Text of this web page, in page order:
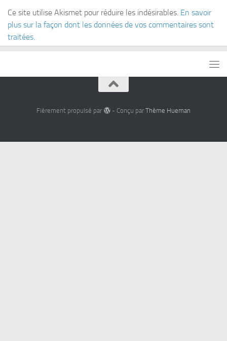
Ce site utilise Akismet pour réduire les indésirables. En savoir
plus sur la façon dont les données de vos commentaires sont
traitées
Fièrement propulsé par - Conçu par Thème Hueman